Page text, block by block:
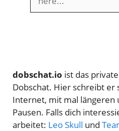
dobschat.io ist das
Dobschat. Hier schreibt er
Internet, mit mal längeren
Pausen. Falls dich
arbeitet: Leo Skull und